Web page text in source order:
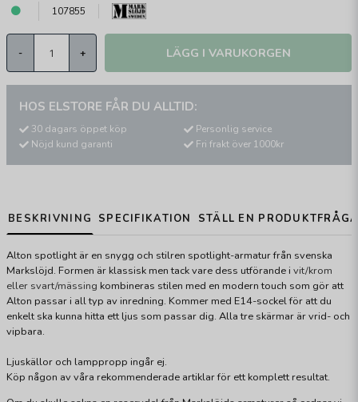
107855
- + LÄGG I VARUKORGEN
HOS ELSTORE FÅR DU ALLTID:
30 dagars öppet köp
Nöjd kund garanti
Personlig service
Fri frakt över 1000kr
BESKRIVNING SPECIFIKATION STÄLL EN
Alton spotlight är en snygg och stilren spotlight-armatur från svenska
Markslöjd. Formen är klassisk men tack vare dess utförande i vit/krom
eller svart/mässing kombineras stilen med en modern touch som gör att
Alton passar i all typ av inredning. Kommer med E14-sockel för att du
enkelt ska kunna hitta ett ljus som passar dig. Alla tre skärmar är vrid- och
vipbara.
Ljuskällor och lamppropp ingår ej.
Köp någon av våra rekommenderade artiklar för ett komplett resultat.